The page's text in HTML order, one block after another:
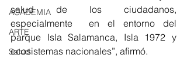
ACADEMIA
ARTE
Salud
salud de los ciudadanos,
especialmente  en el entorno del
parque Isla Salamanca, Isla 1972 y
ecosistemas nacionales”, afirmó.